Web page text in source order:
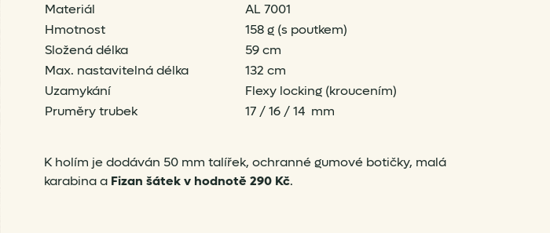
Materiál
AL 7001
Hmotnost
158 g (s poutkem)
Složená délka
59 cm
Max. nastavitelná délka
132 cm
Uzamykání
Flexy locking (kroucením)
Pruměry trubek
17 / 16 / 14 mm
K holím je dodáván 50 mm talířek, ochranné gumové botičky, malá
karabina a Fizan šátek v hodnotě 290 Kč.